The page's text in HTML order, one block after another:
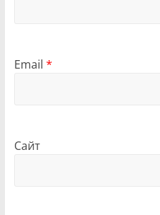
Email *
Сайт